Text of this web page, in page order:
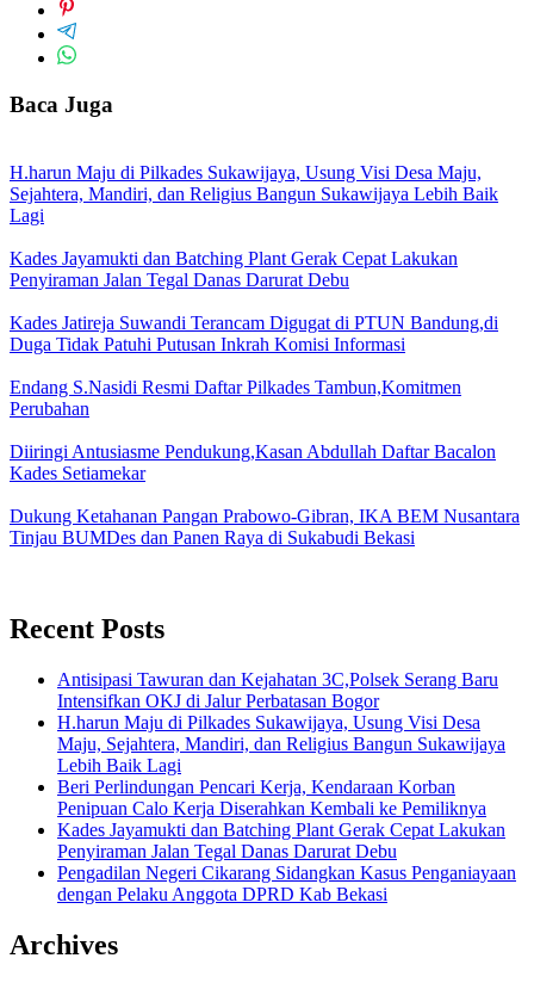
Baca Juga
H.harun Maju di Pilkades Sukawijaya, Usung Visi Desa Maju,
Sejahtera, Mandiri, dan Religius Bangun Sukawijaya Lebih Baik
Lagi
Kades Jayamukti dan Batching Plant Gerak Cepat Lakukan
Penyiraman Jalan Tegal Danas Darurat Debu
Kades Jatireja Suwandi Terancam Digugat di PTUN Bandung,di
Duga Tidak Patuhi Putusan Inkrah Komisi Informasi
Endang S.Nasidi Resmi Daftar Pilkades Tambun,Komitmen
Perubahan
Diiringi Antusiasme Pendukung,Kasan Abdullah Daftar Bacalon
Kades Setiamekar
Dukung Ketahanan Pangan Prabowo-Gibran, IKA BEM Nusantara
Tinjau BUMDes dan Panen Raya di Sukabudi Bekasi
Recent Posts
Antisipasi Tawuran dan Kejahatan 3C,Polsek Serang Baru
Intensifkan OKJ di Jalur Perbatasan Bogor
H.harun Maju di Pilkades Sukawijaya, Usung Visi Desa
Maju, Sejahtera, Mandiri, dan Religius Bangun Sukawijaya
Lebih Baik Lagi
Beri Perlindungan Pencari Kerja, Kendaraan Korban
Penipuan Calo Kerja Diserahkan Kembali ke Pemiliknya
Kades Jayamukti dan Batching Plant Gerak Cepat Lakukan
Penyiraman Jalan Tegal Danas Darurat Debu
Pengadilan Negeri Cikarang Sidangkan Kasus Penganiayaan
dengan Pelaku Anggota DPRD Kab Bekasi
Archives